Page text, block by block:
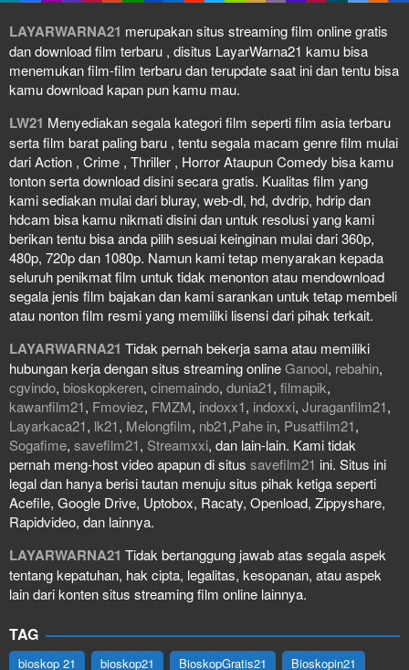
LAYARWARNA21 merupakan situs streaming film online gratis
dan download film terbaru , disitus LayarWarna21 kamu bisa
menemukan film-film terbaru dan terupdate saat ini dan tentu bisa
kamu download kapan pun kamu mau.
LW21 Menyediakan segala kategori film seperti film asia terbaru
serta film barat paling baru , tentu segala macam genre film mulai
dari Action , Crime , Thriller , Horror Ataupun Comedy bisa kamu
tonton serta download disini secara gratis. Kualitas film yang
kami sediakan mulai dari bluray, web-dl, hd, dvdrip, hdrip dan
hdcam bisa kamu nikmati disini dan untuk resolusi yang kami
berikan tentu bisa anda pilih sesuai keinginan mulai dari 360p,
480p, 720p dan 1080p. Namun kami tetap menyarakan kepada
seluruh penikmat film untuk tidak menonton atau mendownload
segala jenis film bajakan dan kami sarankan untuk tetap membeli
atau nonton film resmi yang memiliki lisensi dari pihak terkait.
LAYARWARNA21 Tidak pernah bekerja sama atau memiliki
hubungan kerja dengan situs streaming onlineGanool, rebahin,
cgvindo, bioskopkeren, cinemaindo, dunia21, filmapik,
kawanfilm21, Fmoviez, FMZM, indoxx1, indoxxi, Juraganfilm21,
Layarkaca21, lk21, Melongfilm, nb21,Pahe in, Pusatfilm21,
Sogafime, savefilm21, Streamxxi, dan lain-lain. Kami tidak
pernah meng-host video apapun di situs savefilm21 ini. Situs ini
legal dan hanya berisi tautan menuju situs pihak ketiga seperti
Acefile, Google Drive, Uptobox, Racaty, Openload, Zippyshare,
Rapidvideo, dan lainnya.
LAYARWARNA21 Tidak bertanggung jawab atas segala aspek
tentang kepatuhan, hak cipta, legalitas, kesopanan, atau aspek
lain dari konten situs streaming film online lainnya.
TAG
bioskop 21 bioskop21 BioskopGratis21 Bioskopin21